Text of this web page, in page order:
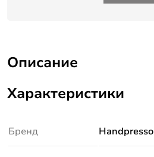
Описание
Характеристики
Бренд Handpresso